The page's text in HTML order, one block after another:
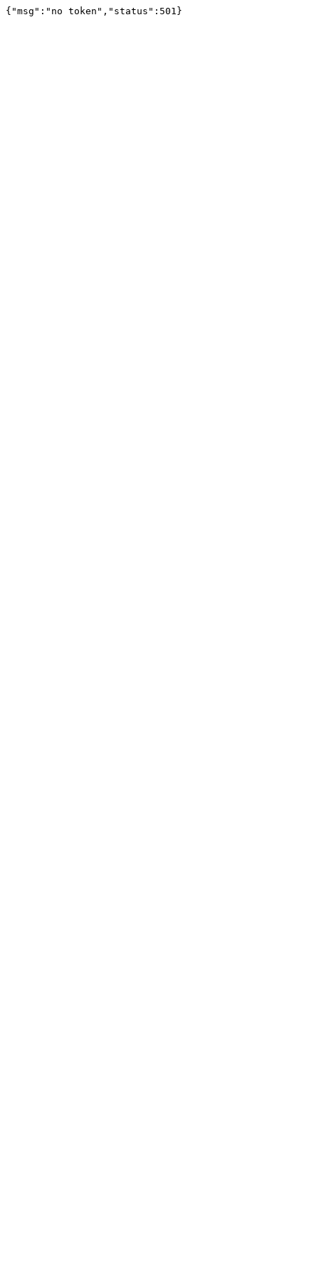
{"msg":"no token","status":501}